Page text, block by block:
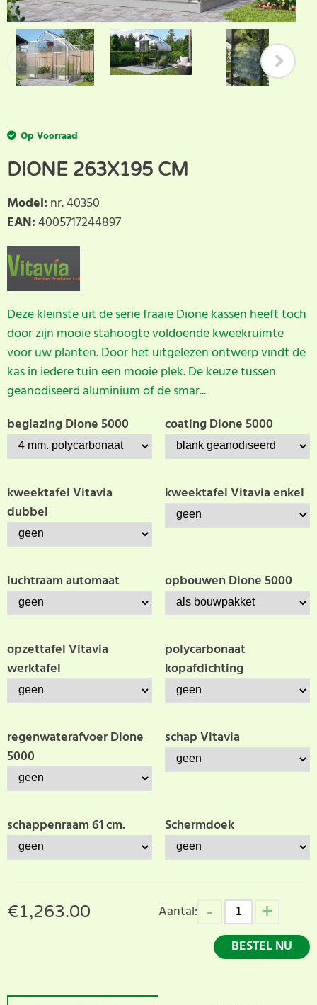
Op Voorraad
DIONE 263X195 CM
Model: nr. 40350
EAN:4005717244897
Deze kleinste uit de serie fraaie Dione kassen heeft toch
door zijn mooie stahoogte voldoende kweekruimte
voor uw planten. Door het uitgelezen ontwerp vindt de
kas in iedere tuin een mooie plek. De keuze tussen
geanodiseerd aluminium of de smar...
beglazing Dione 5000
coating Dione 5000
kweektafel Vitavia
dubbel
kweektafel Vitavia enkel
luchtraam automaat opbouwen Dione 5000
opzettafel Vitavia
werktafel
polycarbonaat
kopafdichting
regenwaterafvoer Dione
5000
schap Vitavia
schappenraam 61 cm. Schermdoek
€1,263.00
Aantal:
BESTEL NU